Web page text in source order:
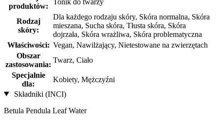
produktów:
Rodzaj
skóry:
Dla każdego rodzaju skóry, Skóra normalna, Skóra
mieszana, Sucha skóra, Tłusta skóra, Skóra
dojrzała, Skóra wrażliwa, Skóra problematyczna
Właściwości: Vegan, Nawilżający, Nietestowane na zwierzętach
Obszar
zastosowania:
Twarz, Ciało
Specjalnie
dla:
Kobiety, Mężczyźni
Składniki (INCI)
Betula Pendula Leaf Water